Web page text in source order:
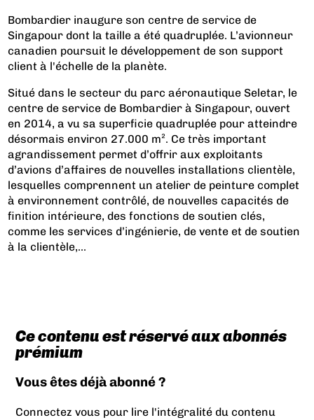
Bombardier inaugure son centre de service de
Singapour dont la taille a été quadruplée. L’avionneur
canadien poursuit le développement de son support
client à l'échelle de la planète.
Situé dans le secteur du parc aéronautique Seletar, le
centre de service de Bombardier à Singapour, ouvert
en 2014, a vu sa superficie quadruplée pour atteindre
désormais environ 27.000 m². Ce très important
agrandissement permet d’offrir aux exploitants
d’avions d’affaires de nouvelles installations clientèle,
lesquelles comprennent un atelier de peinture complet
à environnement contrôlé, de nouvelles capacités de
finition intérieure, des fonctions de soutien clés,
comme les services d’ingénierie, de vente et de soutien
à la clientèle,...
Ce contenu est réservé aux abonnés
prémium
Vous êtes déjà abonné ?
Connectez vous pour lire l'intégralité du contenu